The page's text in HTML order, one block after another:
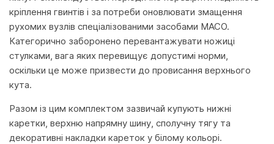
кріплення гвинтів і за потреби оновлювати змащення
рухомих вузлів спеціалізованими засобами MACO.
Категорично заборонено перевантажувати ножиці
стулками, вага яких перевищує допустимі норми,
оскільки це може призвести до провисання верхнього
кута.
Разом із цим комплектом зазвичай купують нижні
каретки, верхню напрямну шину, сполучну тягу та
декоративні накладки кареток у білому кольорі.